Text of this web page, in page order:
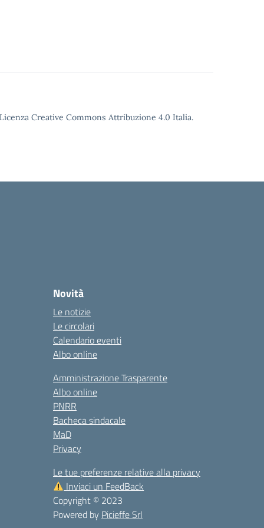
Creative Commons Attribuzione 4.0 Italia.
Novità
Le notizie
Le circolari
Calendario eventi
Albo online
Amministrazione Trasparente
Albo online
PNRR
Bacheca sindacale
MaD
Privacy
Le tue preferenze relative alla privacy
Inviaci un FeedBack
Copyright © 2023
Powered by Picieffe Srl